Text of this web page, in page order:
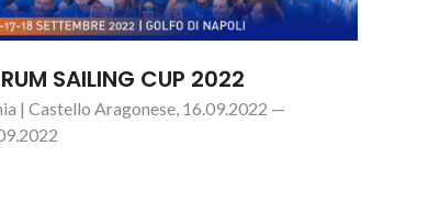
SAILING CUP 2022
| Castello Aragonese, 16.09.2022 —